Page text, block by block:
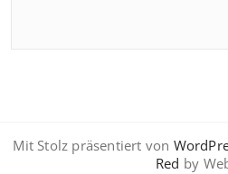
Mit Stolz präsentiert von
Red by